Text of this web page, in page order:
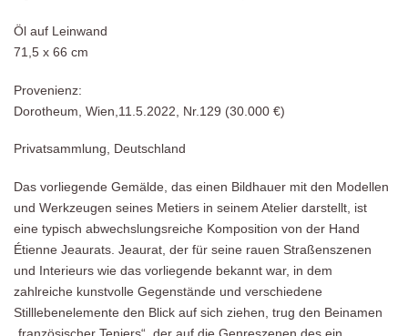
Öl auf Leinwand
71,5 x 66 cm
Provenienz:
Dorotheum, Wien,11.5.2022, Nr.129 (30.000 €)
Privatsammlung, Deutschland
Das vorliegende Gemälde, das einen Bildhauer mit den Modellen
und Werkzeugen seines Metiers in seinem Atelier darstellt, ist
eine typisch abwechslungsreiche Komposition von der Hand
Étienne Jeaurats. Jeaurat, der für seine rauen Straßenszenen
und Interieurs wie das vorliegende bekannt war, in dem
zahlreiche kunstvolle Gegenstände und verschiedene
Stilllebenelemente den Blick auf sich ziehen, trug den Beinamen